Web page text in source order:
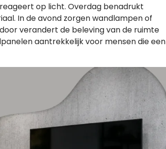
op licht. Overdag benadrukt
In de avond zorgen wandlampen of
verandert de beleving van de ruimte
aantrekkelijk voor mensen die een